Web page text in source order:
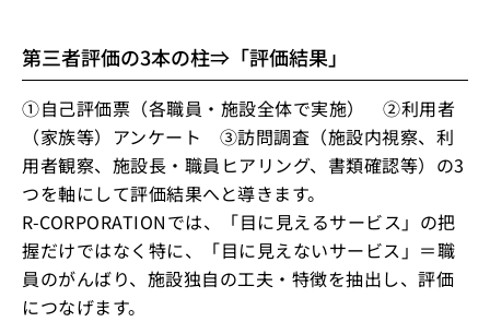
第三者評価の3本の柱⇒「評価結果」
①自己評価票（各職員・施設全体で実施） ②利用者
（家族等）アンケート ③訪問調査（施設内視察、利
用者観察、施設長・職員ヒアリング、書類確認等）の3
つを軸にして評価結果へと導きます。
R-CORPORATIONでは、「目に見えるサービス」の把
握だけではなく特に、「目に見えないサービス」＝職
員のがんばり、施設独自の工夫・特徴を抽出し、評価
につなげます。